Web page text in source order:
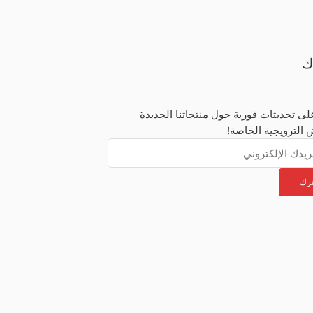
تحديثات فورية حول منتجاتنا الجديدة
الترويجية الخاصة!